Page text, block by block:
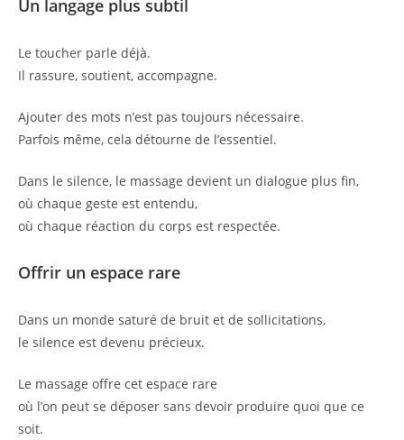
Un langage plus subtil
Le toucher parle déjà.
Il rassure, soutient, accompagne.
Ajouter des mots n’est pas toujours nécessaire.
Parfois même, cela détourne de l’essentiel.
Dans le silence, le massage devient un dialogue plus fin,
où chaque geste est entendu,
où chaque réaction du corps est respectée.
Offrir un espace rare
Dans un monde saturé de bruit et de sollicitations,
le silence est devenu précieux.
Le massage offre cet espace rare
où l’on peut se déposer sans devoir produire quoi que ce
soit.